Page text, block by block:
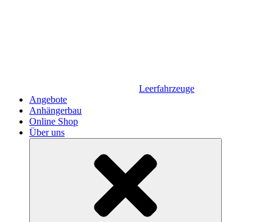
Leerfahrzeuge
Angebote
Anhängerbau
Online Shop
Über uns